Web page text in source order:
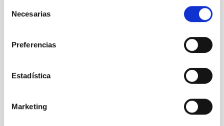
Necesarias
Preferencias
Estadística
Marketing
PS-2025-031 BASES CONVOCATORIA